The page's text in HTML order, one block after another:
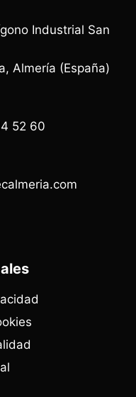
Industrial San
Almería (España)
52 60